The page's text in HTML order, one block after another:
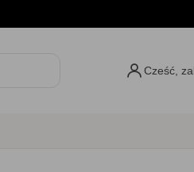
Cześć,